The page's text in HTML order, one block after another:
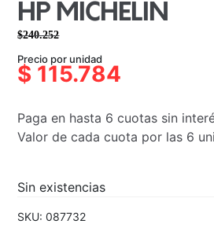
HP MICHELIN
$240.252
precio
original
$240.252.
precio
actual
$115.784.
Precio por unidad
$ 115.784
Paga en hasta 6 cuotas sin
Valor de cada cuota por las 6
Sin existencias
SKU:087732